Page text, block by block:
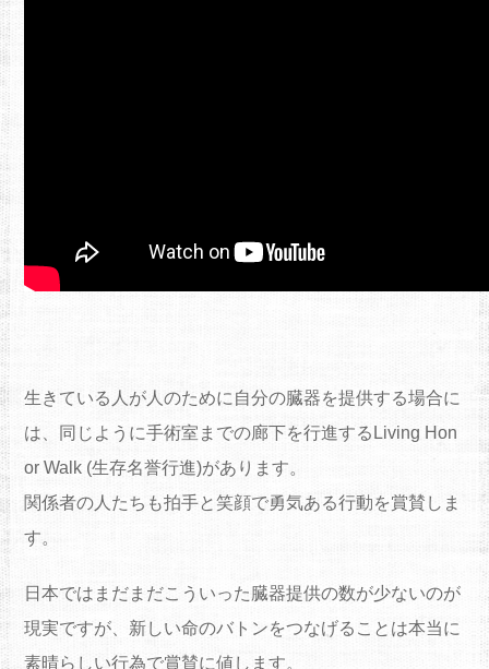
生きている人が人のために自分の臓器を提供する場合に
は、同じように手術室までの廊下を行進するLiving Hon
or Walk (生存名誉行進)があります。
関係者の人たちも拍手と笑顔で勇気ある行動を賞賛しま
す。
日本ではまだまだこういった臓器提供の数が少ないのが
現実ですが、新しい命のバトンをつなげることは本当に
素晴らしい行為で賞賛に値します。